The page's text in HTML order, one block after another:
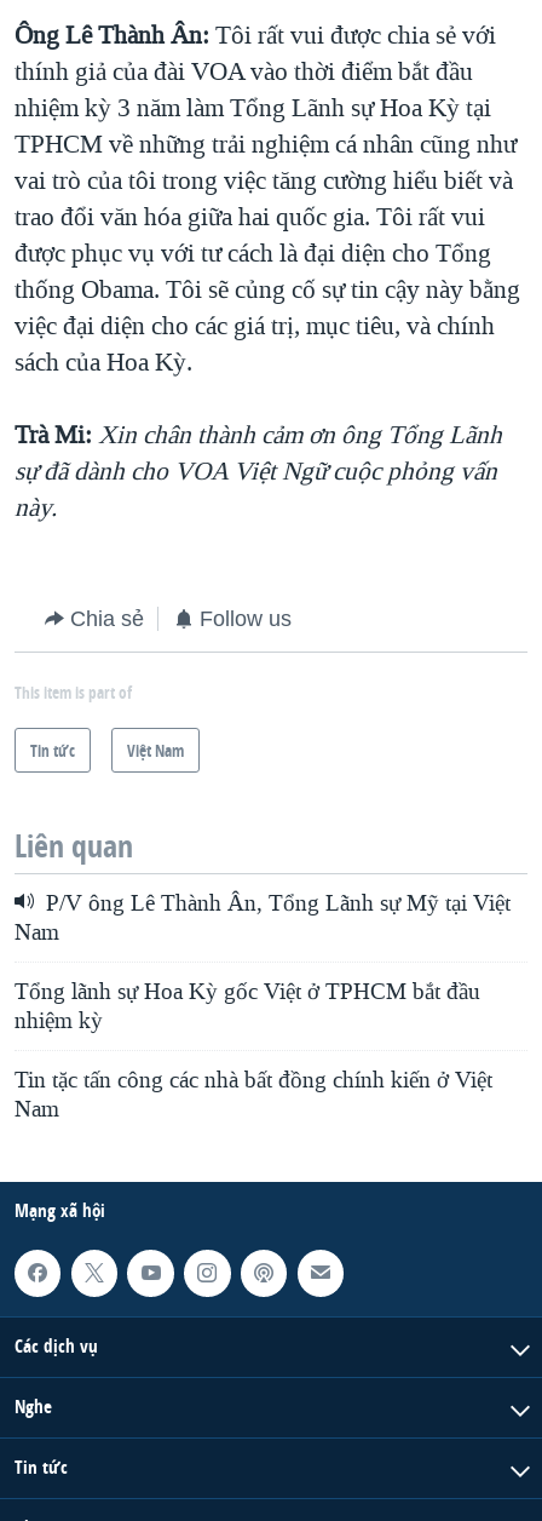
Ông Lê Thành Ân: Tôi rất vui được chia sẻ với
thính giả của đài VOA vào thời điểm bắt đầu
nhiệm kỳ 3 năm làm Tổng Lãnh sự Hoa Kỳ tại
TPHCM về những trải nghiệm cá nhân cũng như
vai trò của tôi trong việc tăng cường hiểu biết và
trao đổi văn hóa giữa hai quốc gia. Tôi rất vui
được phục vụ với tư cách là đại diện cho Tổng
thống Obama. Tôi sẽ củng cố sự tin cậy này bằng
việc đại diện cho các giá trị, mục tiêu, và chính
sách của Hoa Kỳ.
Trà Mi: Xin chân thành cảm ơn ông Tổng Lãnh
sự đã dành cho VOA Việt Ngữ cuộc phỏng vấn
này.
Chia sẻ Follow us
This item is part of
Tin tức Việt Nam
Liên quan
P/V ông Lê Thành Ân, Tổng Lãnh sự Mỹ tại Việt
Nam
Tổng lãnh sự Hoa Kỳ gốc Việt ở TPHCM bắt đầu
nhiệm kỳ
Tin tặc tấn công các nhà bất đồng chính kiến ở Việt
Nam
Mạng xã hội
Các dịch vụ
Nghe
Tin tức